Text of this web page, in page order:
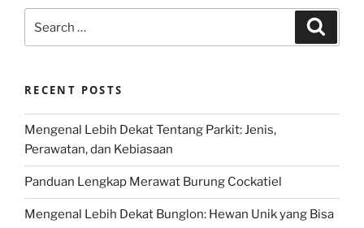
for:
RECENT POSTS
Mengenal Lebih Dekat Tentang Parkit: Jenis,
Perawatan, dan Kebiasaan
Panduan Lengkap Merawat Burung Cockatiel
Mengenal Lebih Dekat Bunglon: Hewan Unik yang Bisa